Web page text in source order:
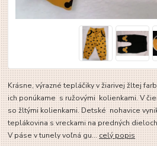
Krásne, výrazné tepláčiky v žiarivej žltej
ich ponúkame s ružovými kolienkami. V
so žltými kolienkami. Detské nohavice
teplákovina s vreckami na predných
V páse v tunely voľná gu...celý popis